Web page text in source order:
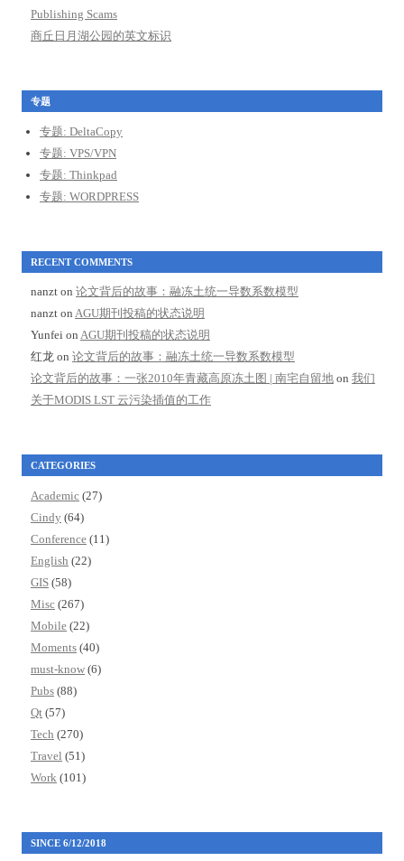
Publishing Scams
商丘日月湖公园的英文标识
专题
专题: DeltaCopy
专题: VPS/VPN
专题: Thinkpad
专题: WORDPRESS
RECENT COMMENTS
nanzt on 论文背后的故事：融冻土统一导数系数模型
nanzt on AGU期刊投稿的状态说明
Yunfei on AGU期刊投稿的状态说明
红龙 on 论文背后的故事：融冻土统一导数系数模型
论文背后的故事：一张2010年青藏高原冻土图 | 南宅自留地 on 我们
关于MODIS LST 云污染插值的工作
CATEGORIES
Academic (27)
Cindy (64)
Conference (11)
English (22)
GIS (58)
Misc (267)
Mobile (22)
Moments (40)
must-know (6)
Pubs (88)
Qt (57)
Tech (270)
Travel (51)
Work (101)
SINCE 6/12/2018